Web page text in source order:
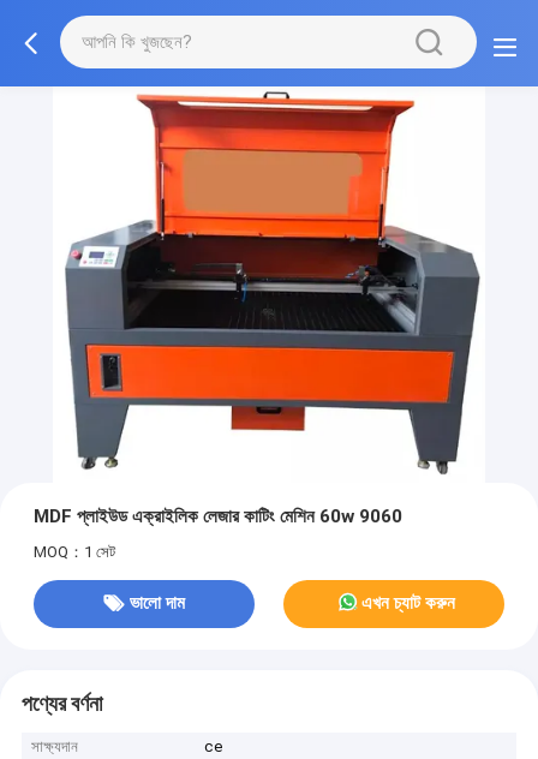
MDF প্লাইউড এক্রাইলিক লেজার কাটিং মেশিন 60w 9060
MOQ：1 সেট
ভালো দাম এখন চ্যাট করুন
পণ্যের বর্ণনা
সাক্ষ্যদান
ce